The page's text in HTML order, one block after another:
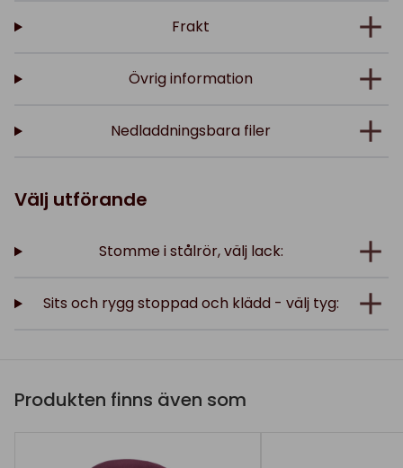
Frakt
Övrig information
Nedladdningsbara filer
Välj utförande
Stomme i stålrör, välj lack:
Sits och rygg stoppad och klädd - välj tyg:
Produkten finns även som